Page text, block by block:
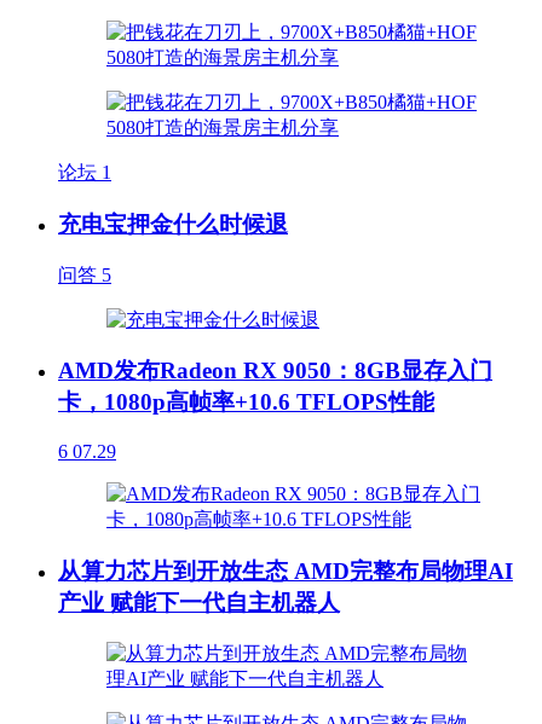
论坛 1
充电宝押金什么时候退
问答 5
AMD发布Radeon RX 9050：8GB显存入门
卡，1080p高帧率+10.6 TFLOPS性能
6 07.29
从算力芯片到开放生态 AMD完整布局物理AI
产业 赋能下一代自主机器人